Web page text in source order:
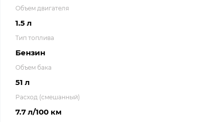
Объем двигателя
1.5 л
Тип топлива
Бензин
Объем бака
51 л
Расход (смешанный)
7.7 л/100 км